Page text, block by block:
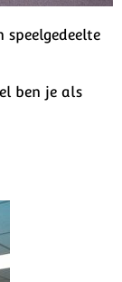
ben je als